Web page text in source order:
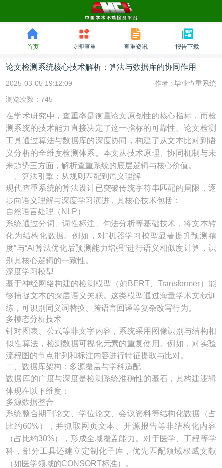
首页 立即查重 查重资讯 报告下载
论文检测系统核心技术解析：算法与数据库的协同作用
2025-03-05 19:12:09 作者 : 毕业查重系统
浏览次数：745
在学术研究中，查重率是衡量论文原创性的核心指标，而检
测系统的技术能力直接决定了这一指标的可靠性。论文检测
工具通过算法与数据库的深度协同，构建了从文本比对到语
义分析的全维度检测体系。本文从技术原理、协同机制与未
来趋势三方面，解析查重系统的底层逻辑与核心价值。
一、算法引擎：从规则匹配到语义理解
现代查重系统的算法设计已突破传统字符串匹配的局限，逐
步向语义理解与深度学习演进，其核心技术包括：
自然语言处理（NLP）​​
系统通过分词、词性标注、句法分析等基础技术，将文本转
化为结构化数据。例如，对“机器学习模型显著提升预测精
度”与“AI算法优化后预测能力增强”进行语义相似度计算，识
别其核心逻辑的一致性。
深度学习模型​
基于神经网络构建的检测模型（如BERT、Transformer）能
够捕捉文本的深层语义关联。这类模型通过海量学术文献训
练，可识别同义词替换、跨语言回译等复杂改写行为。
多模态分析技术​
针对图表、公式等非文字内容，系统采用图像识别与结构相
似性算法，检测数据可视化元素的重复使用。例如，对实验
流程图的节点排列和标注内容进行特征提取与比对。
二、数据库架构：多源覆盖与学科适配
数据库的广度与深度是检测系统准确性的基石，其构建逻辑
体现在以下维度：
多源数据整合​
系统整合期刊论文、学位论文、会议资料等结构化数据（占
比约60%），并抓取网页文本、开源报告等非结构化内容
（占比约30%），形成全域覆盖能力。对于医学、工程等学
科，部分工具还建立定制化子库，优先匹配领域权威文献
（如医学领域的CONSORT标准）。